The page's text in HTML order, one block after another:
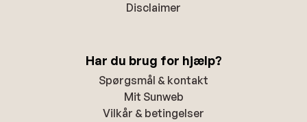
Disclaimer
Har du brug for hjælp?
Spørgsmål & kontakt
Mit Sunweb
Vilkår & betingelser